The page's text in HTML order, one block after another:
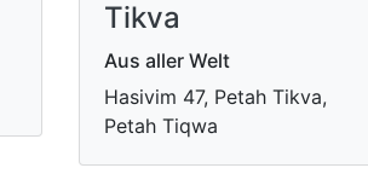
Tikva
Aus aller Welt
Hasivim 47, Petah Tikva,
Petah Tiqwa